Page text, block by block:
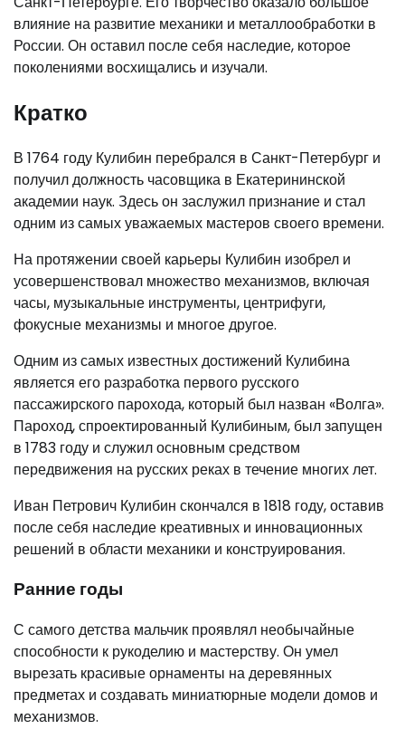
влияние на развитие механики и металлообработки в
России. Он оставил после себя наследие, которое
поколениями восхищались и изучали.
Кратко
В 1764 году Кулибин перебрался в Санкт-Петербург и
получил должность часовщика в Екатерининской
академии наук. Здесь он заслужил признание и стал
одним из самых уважаемых мастеров своего времени.
На протяжении своей карьеры Кулибин изобрел и
усовершенствовал множество механизмов, включая
часы, музыкальные инструменты, центрифуги,
фокусные механизмы и многое другое.
Одним из самых известных достижений Кулибина
является его разработка первого русского
пассажирского парохода, который был назван «Волга».
Пароход, спроектированный Кулибиным, был запущен
в 1783 году и служил основным средством
передвижения на русских реках в течение многих лет.
Иван Петрович Кулибин скончался в 1818 году, оставив
после себя наследие креативных и инновационных
решений в области механики и конструирования.
Ранние годы
С самого детства мальчик проявлял необычайные
способности к рукоделию и мастерству. Он умел
вырезать красивые орнаменты на деревянных
предметах и создавать миниатюрные модели домов и
механизмов.